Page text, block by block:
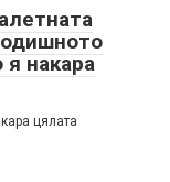
накара
цялата